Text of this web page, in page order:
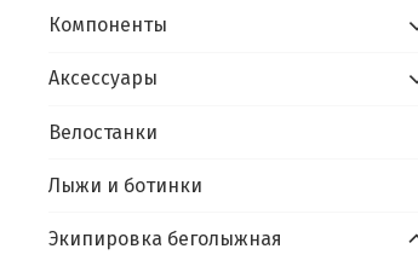
Компоненты
Аксессуары
Велостанки
Лыжи и ботинки
Экипировка беголыжная